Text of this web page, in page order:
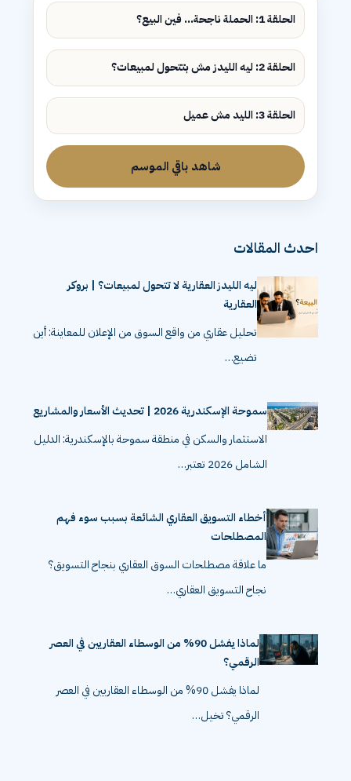
الحلقة 1: الحملة ناجحة... فين البيع؟
الحلقة 2: ليه الليدز مش بتتحول لمبيعات؟
الحلقة 3: الليد مش عميل
شاهد باقي الموسم
احدث المقالات
ليه الليدز العقارية لا تتحول لمبيعات؟ | بروكر
العقارية
تحليل عقاري من واقع السوق من الإعلان للمعاينة: أين
تضيع…
سموحة الإسكندرية 2026 | تحديث الأسعار والمشاريع
الاستثمار والسكن في منطقة سموحة بالإسكندرية: الدليل
الشامل 2026 تعتبر…
أخطاء التسويق العقاري الشائعة بسبب سوء فهم
المصطلحات
ما علاقة مصطلحات السوق العقاري بنجاح التسويق؟
نجاح التسويق العقاري…
لماذا يفشل 90% من الوسطاء العقاريين في العصر
الرقمي؟
لماذا يفشل 90% من الوسطاء العقاريين في العصر
الرقمي؟ تخيل…